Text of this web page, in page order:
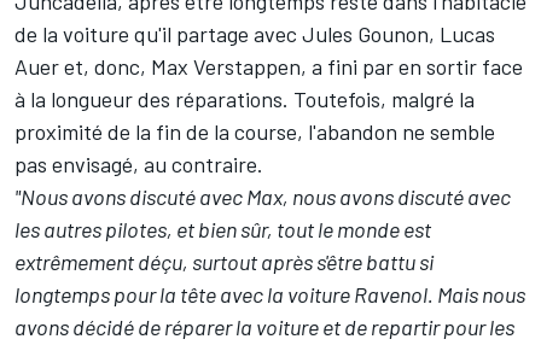
de la voiture qu'il partage avec Jules Gounon, Lucas
Auer et, donc, Max Verstappen, a fini par en sortir face
à la longueur des réparations. Toutefois, malgré la
proximité de la fin de la course, l'abandon ne semble
pas envisagé, au contraire.
"Nous avons discuté avec Max, nous avons discuté avec
les autres pilotes, et bien sûr, tout le monde est
extrêmement déçu, surtout après s'être battu si
longtemps pour la tête avec la voiture Ravenol. Mais nous
avons décidé de réparer la voiture et de repartir pour les